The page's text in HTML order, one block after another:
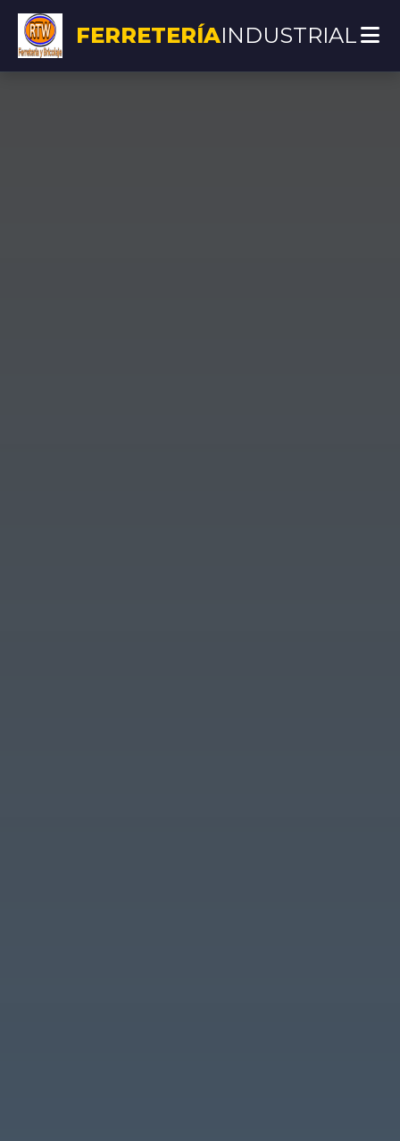
FERRETERÍAINDUSTRIAL